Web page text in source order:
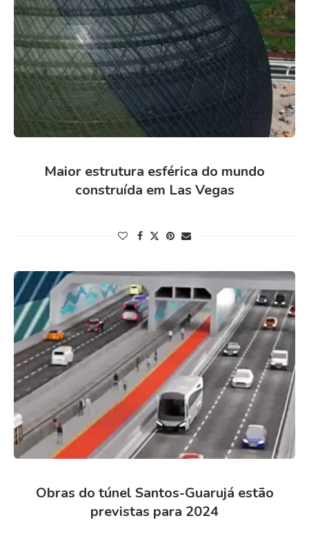
Maior estrutura esférica do mundo
construída em Las Vegas
Obras do túnel Santos-Guarujá estão
previstas para 2024